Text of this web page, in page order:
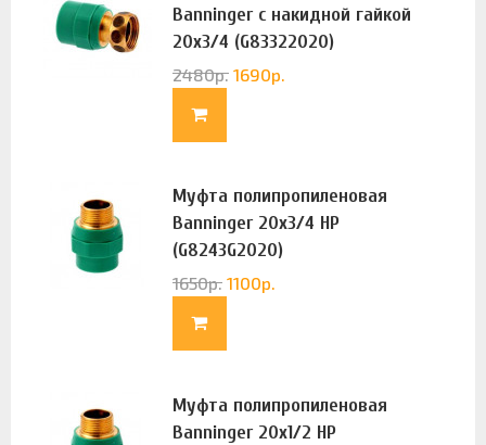
Banninger с накидной гайкой
20х3/4 (G83322020)
2480р. 1690р.
Муфта полипропиленовая
Banninger 20х3/4 НР
(G8243G2020)
1650р. 1100р.
Муфта полипропиленовая
Banninger 20х1/2 НР